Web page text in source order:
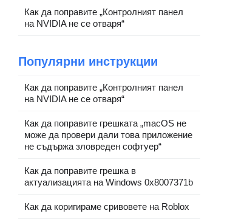
Как да поправите „Контролният панел
на NVIDIA не се отваря“
Популярни инструкции
Как да поправите „Контролният панел
на NVIDIA не се отваря“
Как да поправите грешката „macOS не
може да провери дали това приложение
не съдържа зловреден софтуер“
Как да поправите грешка в
актуализацията на Windows 0x8007371b
Как да коригираме сривовете на Roblox